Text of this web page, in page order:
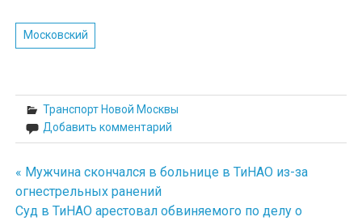
Московский
Транспорт Новой Москвы
Добавить комментарий
Навигация
по
« Мужчина скончался в больнице в ТиНАО из-за
огнестрельных ранений
Суд в ТиНАО арестовал обвиняемого по делу о